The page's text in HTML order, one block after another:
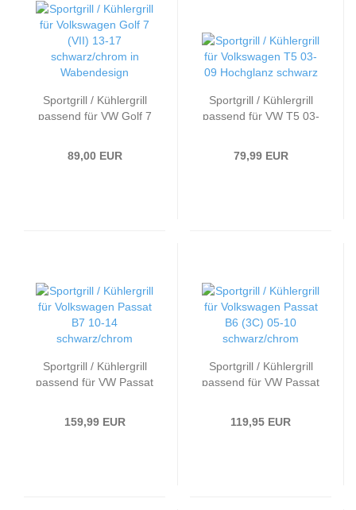
Sportgrill / Kühlergrill
passend für VW Golf 7
Wabendesign
89,00 EUR
Sportgrill / Kühlergrill
passend für VW T5 03-
79,99 EUR
Sportgrill / Kühlergrill
passend für VW Passat
159,99 EUR
Sportgrill / Kühlergrill
passend für VW Passat
119,95 EUR